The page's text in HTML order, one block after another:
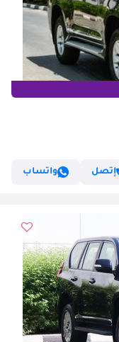
إتصل
واتساب